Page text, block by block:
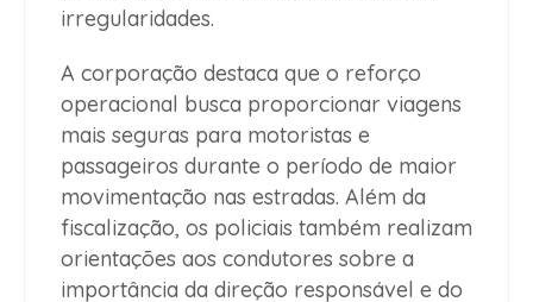
irregularidades.
A corporação destaca que o reforço
operacional busca proporcionar viagens
mais seguras para motoristas e
passageiros durante o período de maior
movimentação nas estradas. Além da
fiscalização, os policiais também realizam
orientações aos condutores sobre a
importância da direção responsável e do